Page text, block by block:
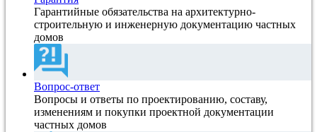
Гарантийные обязательства на архитектурно-
строительную и инженерную документацию частных
домов
Вопрос-ответ
Вопросы и ответы по проектированию, составу,
изменениям и покупки проектной документации
частных домов